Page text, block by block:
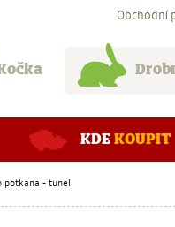
Obchodní
KDE KOUPIT
potkana - tunel